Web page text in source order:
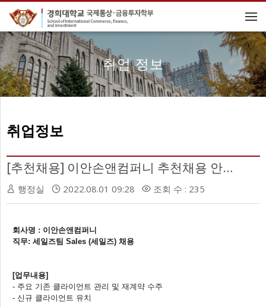
메뉴 건너뛰기
취업 정보
취업정보
[추천채용] 이안손앤컴퍼니 추천채용 안내
행정실 2022.08.01 09:28 조회 수 : 235
회사명 : 이안손앤컴퍼니
직무: 세일즈팀 Sales (세일즈) 채용
[업무내용]
- 주요 기존 클라이언트 관리 및 재계약 수주
- 신규 클라이언트 유치